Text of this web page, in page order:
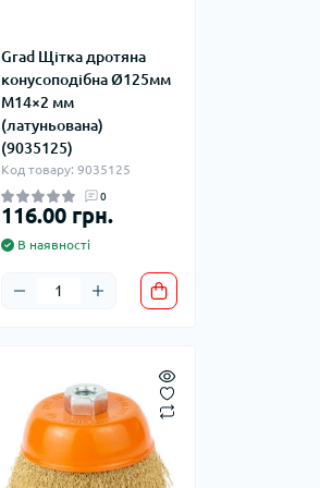
Grad Щітка дротяна
конусоподібна Ø125мм
М14×2 мм
(латуньована)
(9035125)
Код товару: 9035125
0
116.00 грн.
В наявності